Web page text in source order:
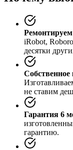
iRobot,
десятки
Собственное
не ставим
Гарантия 6
гарантию.